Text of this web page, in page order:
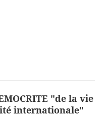
"de la vie
internationale"